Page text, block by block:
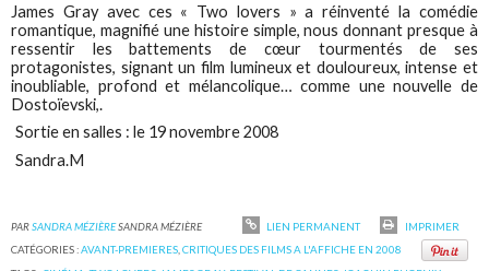
James Gray avec ces « Two lovers » a réinventé la comédie
romantique, magnifié une histoire simple, nous donnant presque à
ressentir les battements de cœur tourmentés de ses
protagonistes, signant un film lumineux et douloureux, intense et
inoubliable, profond et mélancolique… comme une nouvelle de
Dostoïevski,.
Sortie en salles : le 19 novembre 2008
Sandra.M
PARSANDRA MÉZIÈRESANDRA MÉZIÈRE LIEN PERMANENT
IMPRIMER
CATÉGORIES :AVANT-PREMIERES ,CRITIQUES DES FILMS A L'AFFICHE EN 2008